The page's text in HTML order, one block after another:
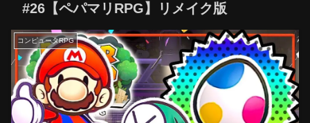
#26【ペパマリRPG】リメイク版
コンピュータRPG